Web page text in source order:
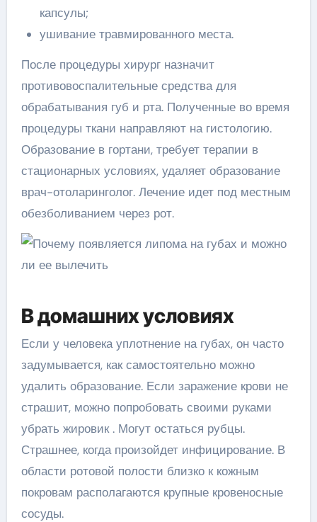
капсулы;
ушивание травмированного места.
После процедуры хирург назначит
противовоспалительные средства для
обрабатывания губ и рта. Полученные во время
процедуры ткани направляют на гистологию.
Образование в гортани, требует терапии в
стационарных условиях, удаляет образование
врач-отоларинголог. Лечение идет под местным
обезболиванием через рот.
В домашних условиях
Если у человека уплотнение на губах, он часто
задумывается, как самостоятельно можно
удалить образование. Если заражение крови не
страшит, можно попробовать своими руками
убрать жировик . Могут остаться рубцы.
Страшнее, когда произойдет инфицирование. В
области ротовой полости близко к кожным
покровам располагаются крупные кровеносные
сосуды.